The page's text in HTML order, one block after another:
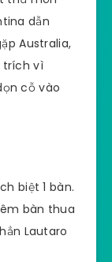
dẫn
Australia,
trích vì
cỗ vào
biệt 1 bàn.
bàn thua
Lautaro